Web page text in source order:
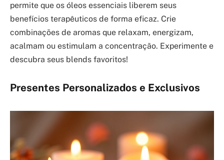
permite que os óleos essenciais liberem seus
benefícios terapêuticos de forma eficaz. Crie
combinações de aromas que relaxam, energizam,
acalmam ou estimulam a concentração. Experimente e
descubra seus blends favoritos!
Presentes Personalizados e Exclusivos